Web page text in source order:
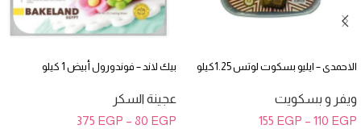
الاحمدى – ايليو بسكوت لوتس 1.25كيلو
ويفر و بسكويت
110 EGP
–
155 EGP
بيك لاند – فوندورول أبيض 1 كيلو
عجينة السكر
80 EGP
–
375 EGP